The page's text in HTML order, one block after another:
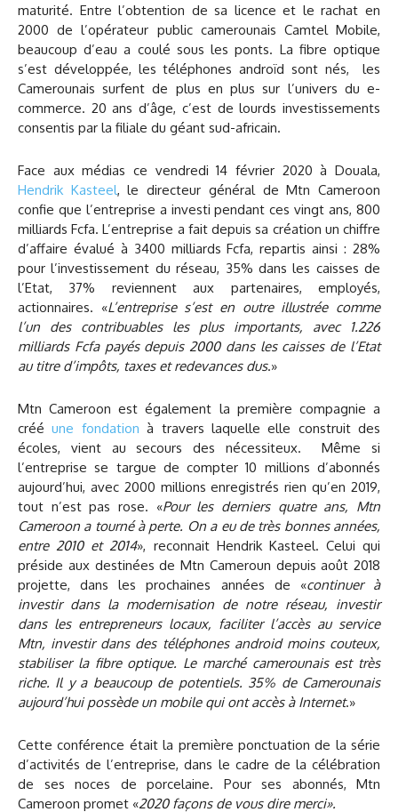
maturité. Entre l’obtention de sa licence et le rachat en
2000 de l’opérateur public camerounais Camtel Mobile,
beaucoup d’eau a coulé sous les ponts. La fibre optique
s’est développée, les téléphones androïd sont nés, les
Camerounais surfent de plus en plus sur l’univers du e-
commerce. 20 ans d’âge, c’est de lourds investissements
consentis par la filiale du géant sud-africain.
Face aux médias ce vendredi 14 février 2020 à Douala,
Hendrik Kasteel, le directeur général de Mtn Cameroon
confie que l’entreprise a investi pendant ces vingt ans, 800
milliards Fcfa. L’entreprise a fait depuis sa création un chiffre
d’affaire évalué à 3400 milliards Fcfa, repartis ainsi : 28%
pour l’investissement du réseau, 35% dans les caisses de
l’Etat, 37% reviennent aux partenaires, employés,
actionnaires. «L’entreprise s’est en outre illustrée comme
l’un des contribuables les plus importants, avec 1.226
milliards Fcfa payés depuis 2000 dans les caisses de l’Etat
au titre d’impôts, taxes et redevances dus.»
Mtn Cameroon est également la première compagnie a
crééune fondation à travers laquelle elle construit des
écoles, vient au secours des nécessiteux. Même si
l’entreprise se targue de compter 10 millions d’abonnés
aujourd’hui, avec 2000 millions enregistrés rien qu’en 2019,
tout n’est pas rose. «Pour les derniers quatre ans, Mtn
Cameroon a tourné à perte. On a eu de très bonnes années,
entre 2010 et 2014», reconnait Hendrik Kasteel. Celui qui
préside aux destinées de Mtn Cameroun depuis août 2018
projette, dans les prochaines années de «continuer à
investir dans la modernisation de notre réseau, investir
dans les entrepreneurs locaux, faciliter l’accès au service
Mtn, investir dans des téléphones android moins couteux,
stabiliser la fibre optique. Le marché camerounais est très
riche. Il y a beaucoup de potentiels. 35% de Camerounais
aujourd’hui possède un mobile qui ont accès à Internet.»
Cette conférence était la première ponctuation de la série
d’activités de l’entreprise, dans le cadre de la célébration
de ses noces de porcelaine. Pour ses abonnés, Mtn
Cameroon promet «2020 façons de vous dire merci».